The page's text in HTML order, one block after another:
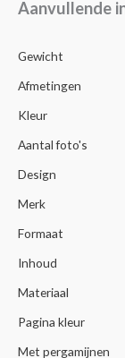
Aanvullende
Gewicht
Afmetingen
Kleur
Aantal foto's
Design
Merk
Formaat
Inhoud
Materiaal
Pagina kleur
Met pergamijnen